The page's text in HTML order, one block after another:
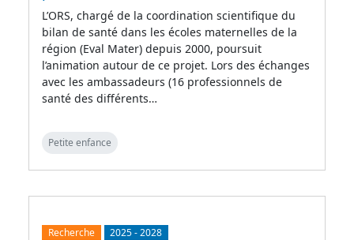
L’ORS, chargé de la coordination scientifique du
bilan de santé dans les écoles maternelles de la
région (Eval Mater) depuis 2000, poursuit
l’animation autour de ce projet. Lors des échanges
avec les ambassadeurs (16 professionnels de
santé des différents…
Petite enfance
Recherche 2025-2028